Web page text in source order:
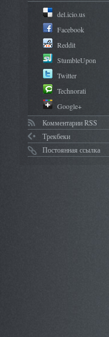
del.icio.us
Facebook
Reddit
StumbleUpon
Twitter
Technorati
Google+
Комментарии RSS
Трекбеки
Постоянная ссылка